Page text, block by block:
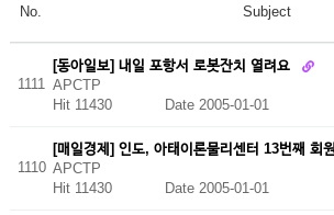
No. Subject
1111
[동아일보] 내일 포항서 로봇잔치 열려요
APCTP
Hit 11430
Date 2005-01-01
1110
[매일경제] 인도, 아태이론물리센터 13번째 회
APCTP
Hit 11430
Date 2005-01-01